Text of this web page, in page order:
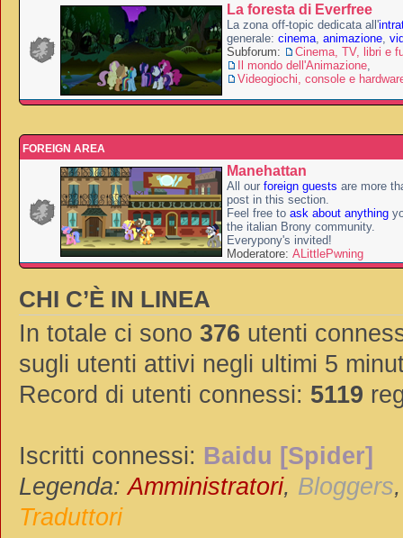
La foresta di Everfree
La zona off-topic dedicata all'
generale: cinema, animazione,
Subforum:
Cinema, TV, libri e
Il mondo dell'Animazione,
Videogiochi, console e
FOREIGN AREA
Manehattan
All our foreign guests are more
post in this section.
Feel free to ask about anything
the italian Brony community.
Everypony's invited!
Moderatore: ALittlePwning
CHI C’È IN LINEA
In totale ci sono 376 utenti
sugli utenti attivi negli ultimi 5
Record di utenti connessi: 5119
Iscritti connessi: Baidu [Spider]
Legenda:Amministratori, Bloggers
Traduttori